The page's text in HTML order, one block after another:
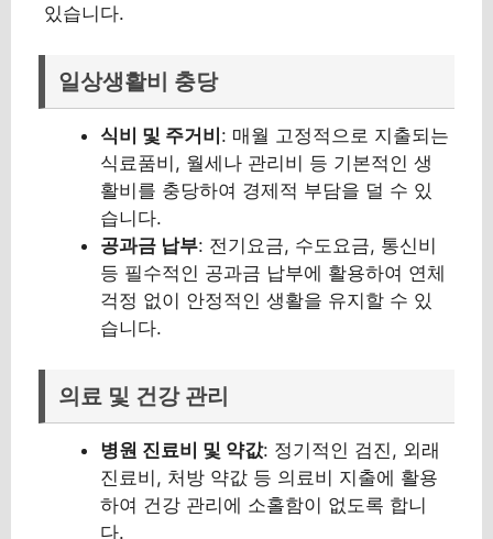
있습니다.
일상생활비 충당
식비 및 주거비: 매월 고정적으로 지출되는
식료품비, 월세나 관리비 등 기본적인 생
활비를 충당하여 경제적 부담을 덜 수 있
습니다.
공과금 납부: 전기요금, 수도요금, 통신비
등 필수적인 공과금 납부에 활용하여 연체
걱정 없이 안정적인 생활을 유지할 수 있
습니다.
의료 및 건강 관리
병원 진료비 및 약값: 정기적인 검진, 외래
진료비, 처방 약값 등 의료비 지출에 활용
하여 건강 관리에 소홀함이 없도록 합니
다.